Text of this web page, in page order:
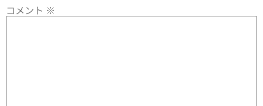
コメント ※